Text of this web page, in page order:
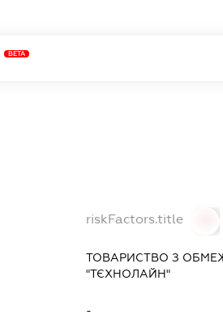
BETA
riskFactors.title
ТОВАРИСТВО З
"ТЄХНОЛАЙН"
-